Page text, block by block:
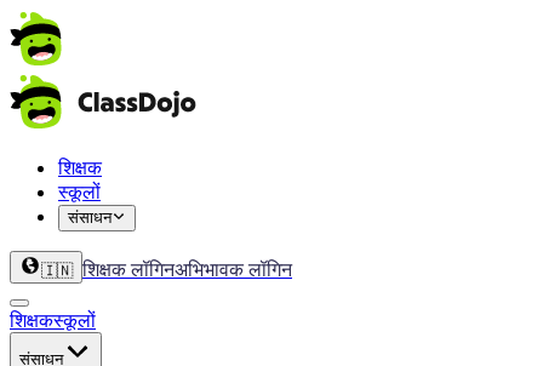
शिक्षक
स्कूलों
संसाधन
🇮🇳 शिक्षक लॉगिनअभिभावक लॉगिन
शिक्षकस्कूलों
संसाधन